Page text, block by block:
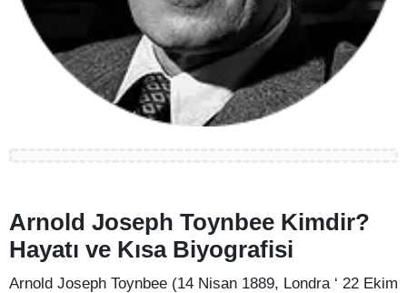
Arnold Joseph Toynbee Kimdir?
Hayatı ve Kısa Biyografisi
Arnold Joseph Toynbee (14 Nisan 1889, Londra ‘ 22 Ekim